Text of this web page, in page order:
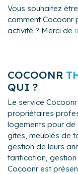
Vous souhaitez
comment Cocoonr
activité ? Merci de
COCOONR
QUI ?
Le service
propriétaires
logements pour de
gîtes, meublés de
gestion de leurs
tarification, gestion
Cocoonr est